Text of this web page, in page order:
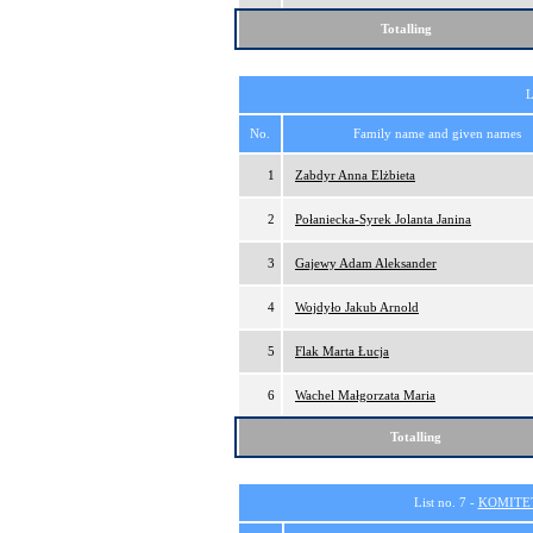
Totalling
No. Family name and given names
1 Zabdyr Anna Elżbieta
2 Połaniecka-Syrek Jolanta Janina
3 Gajewy Adam Aleksander
4 Wojdyło Jakub Arnold
5 Flak Marta Łucja
6 Wachel Małgorzata Maria
Totalling
List no. 7 -